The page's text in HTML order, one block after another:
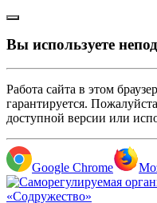
Вы используете
Работа сайта в этом
гарантируется.
доступной версии или
Google Chrome